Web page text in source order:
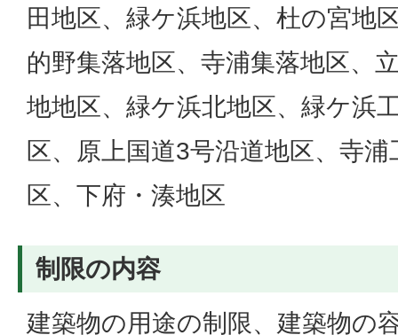
田地区、緑ケ浜地区、杜の宮地
的野集落地区、寺浦集落地区、
地地区、緑ケ浜北地区、緑ケ浜
区、原上国道3号沿道地区、寺
区、下府・湊地区
制限の内容
建築物の用途の制限、建築物の